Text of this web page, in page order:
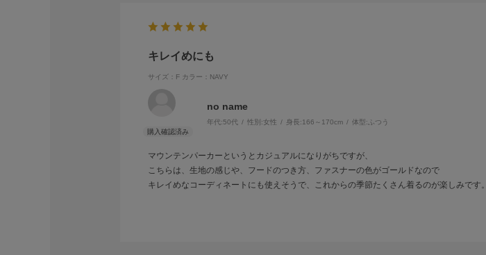
キレイめにも
サイズ：F カラー：NAVY
no name
年代:50代 性別:女性 身長:166～170cm 体型: ふつう
マウンテンパーカーというとカジュアルになりがちですが、
こちらは、生地の感じや、フードのつき方、ファスナーの色がゴールドなので
キレイめなコーディネートにも使えそうで、これからの季節たくさん着るのが楽しみです。